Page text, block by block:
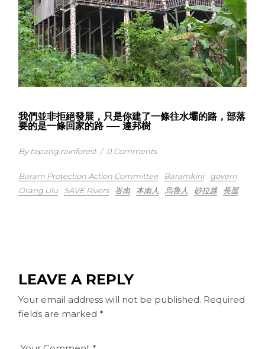
我們並非拒絕發展，只是你建了一條往水壩的路，部落
要的是一條回家的路 ── 達邦樹
By tapang.rainforest / 0 Comments
Baram Protection Action Committee Baramkini
govern
Orang Ulu
SAVE Rivers 峇南 本南人 烏魯人 砂拉越 長屋
LEAVE A REPLY
Your email address will not be published. Required
fields are marked *